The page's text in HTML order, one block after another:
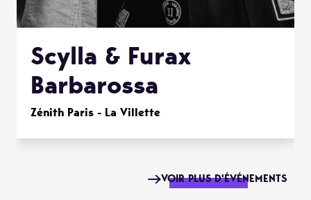
Scylla & Furax
Barbarossa
Zénith Paris - La Villette
VOIR PLUS D'ÉVÉNEMENTS